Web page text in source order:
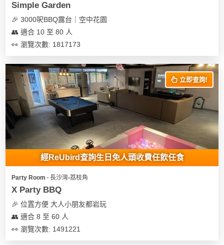
Simple Garden
🎉 3000呎BBQ露台｜空中花園
👥 適合 10 至 80 人
👀 瀏覽次數: 1817173
立即查詢!
經ReUbird查詢生日免人頭收費任飲任食
Party Room ∙ 長沙灣-荔枝角
X Party BBQ
🎉 位置方便 大人小朋友都岩玩
👥 適合 8 至 60 人
👀 瀏覽次數: 1491221